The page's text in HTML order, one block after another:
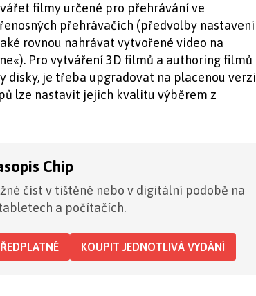
filmy určené pro přehrávání ve
přehrávačích (předvolby nastavení
rovnou nahrávat vytvořené video na
Pro vytváření 3D filmů a authoring filmů
disky, je třeba upgradovat na placenou verzi
lze nastavit jejich kvalitu výběrem z
Chip
číst v tištěné nebo v digitální podobě na
a počítačích.
KOUPIT JEDNOTLIVÁ VYDÁNÍ